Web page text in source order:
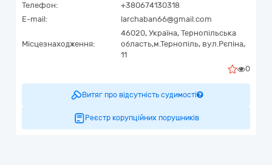
Телефон:
+380674130318
E-mail:
larchaban66@gmail.com
Місцезнаходження:
46020, Україна, Тернопільська
область,м.Тернопіль, вул.Рєпіна,
11
0
Витяг про відсутність судимості
Реєстр корупційних порушників